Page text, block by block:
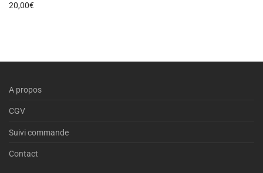
20,00€
A propos
CGV
Suivi commande
Contact